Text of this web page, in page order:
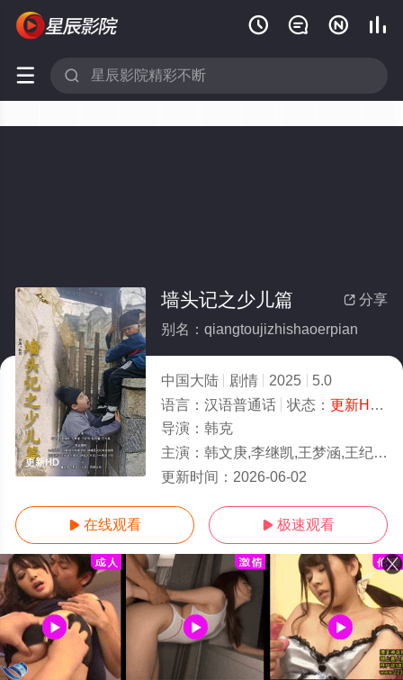
   
 
更新HD
 分享
墙头记之少儿篇
别名：qiangtoujizhishaoerpian
中国大陆 剧情 2025
5.0
语言： 汉语普通话 状态： 更新HD/高清
导演： 韩克
主演： 韩文庚,李继凯,王梦涵,王纪营,孙若馨,王光昊
更新时间： 2026-06-02
 在线观看  极速观看